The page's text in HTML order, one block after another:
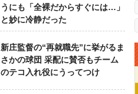
うにも「全裸だからすぐには…」
と妙に冷静だった
新庄監督の“再就職先”に挙がるま
さかの球団 采配に賛否もチーム
のテコ入れ役にうってつけ